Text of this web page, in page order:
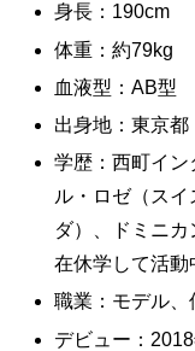
身長：190cm
体重：約79kg
血液型：AB型
出身地：東京都
学歴：西町イン
ル・ロゼ（スイ
ダ）、ドミニ
在休学して活動
職業：モデル、
デビュー：